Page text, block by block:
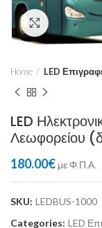
Click to
Home LED
LED
Λεωφορείου
180.00€ με Φ.Π.Α.
SKU: LEDBUS-1000
Categories: LED